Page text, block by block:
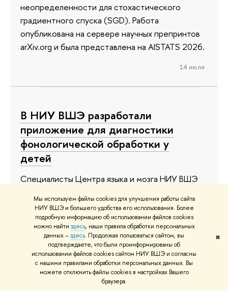
Мы используем файлы cookies для улучшения работы сайта
НИУ ВШЭ и большего удобства его использования. Более
подробную информацию об использовании файлов cookies
можно найти здесь, наши правила обработки персональных
данных –здесь. Продолжая пользоваться сайтом, вы
подтверждаете, что были проинформированы об
использовании файлов cookies сайтом НИУ ВШЭ и согласны
с нашими правилами обработки персональных данных. Вы
можете отключить файлы cookies в настройках Вашего
браузера.
✖
неопределенности для стохастического
градиентного спуска (SGD). Работа
опубликована на сервере научных препринтов
arXiv.org и была представлена на AISTATS 2026.
14 июля
В НИУ ВШЭ разработали
приложение для диагностики
фонологической обработки у
детей
Специалисты Центра языка и мозга НИУ ВШЭ
оценки навыков фонологической обработки у
детей — батарею тестов «ЗАРЯ» («Звуковой
анализ русского языка»). Это первое в России
стандартизированное приложение,
позволяющее быстро и надежно выявлять
нарушения способности различать звуки речи,
удерживать их в оперативной памяти и